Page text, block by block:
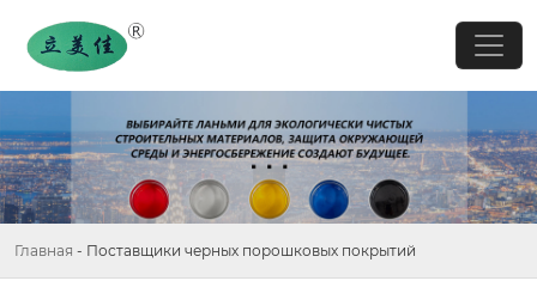
Главная - Поставщики черных порошковых покрытий